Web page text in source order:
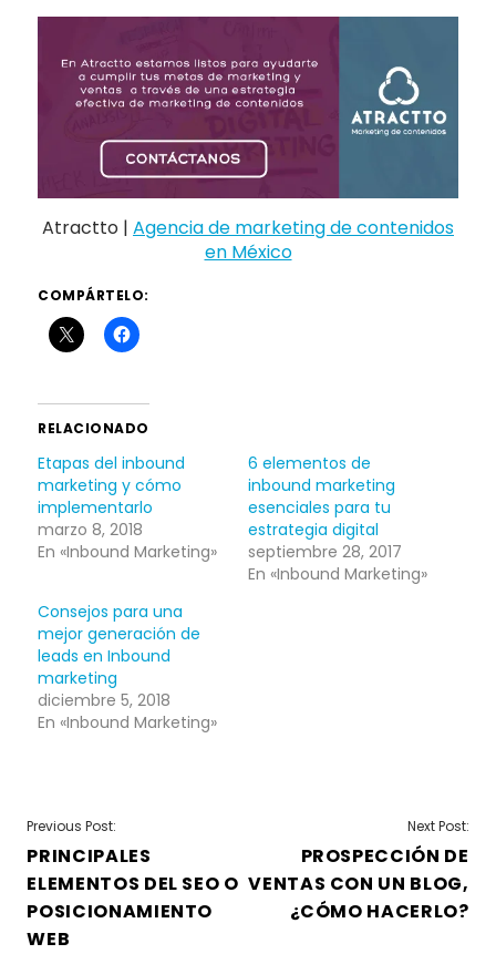
Atractto | Agencia de marketing de contenidos
en México
COMPÁRTELO:
RELACIONADO
Etapas del inbound
marketing y cómo
implementarlo
marzo 8, 2018
En «Inbound Marketing»
6 elementos de
inbound marketing
esenciales para tu
estrategia digital
septiembre 28, 2017
En «Inbound Marketing»
Consejos para una
mejor generación de
leads en Inbound
marketing
diciembre 5, 2018
En «Inbound Marketing»
NAVEGACIÓN
DE
ENTRADAS
Previous Post:
PRINCIPALES
ELEMENTOS DEL SEO O
POSICIONAMIENTO
WEB
Next Post:
PROSPECCIÓN DE
VENTAS CON UN BLOG,
¿CÓMO HACERLO?